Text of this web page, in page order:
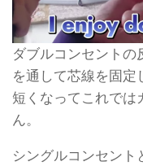
ダブルコンセント
を通して芯線を固
短くなってこれでは
ん。
シングルコンセント